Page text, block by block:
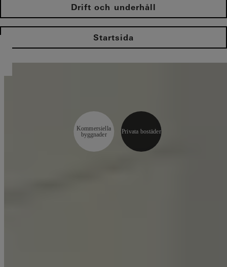
Drift och underhåll
Startsida
Kommersiella
byggnader
Privata bostäder